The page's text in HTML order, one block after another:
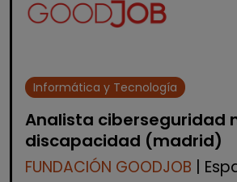
Informática y Tecnología
Analista ciberseguridad
discapacidad (madrid)
FUNDACIÓN GOODJOB |